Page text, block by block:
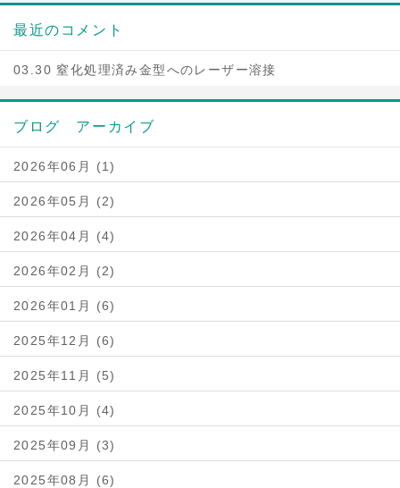
最近のコメント
03.30 窒化処理済み金型へのレーザー溶接
ブログ アーカイブ
2026年06月 (1)
2026年05月 (2)
2026年04月 (4)
2026年02月 (2)
2026年01月 (6)
2025年12月 (6)
2025年11月 (5)
2025年10月 (4)
2025年09月 (3)
2025年08月 (6)